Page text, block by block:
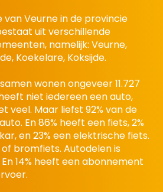
Veurne in de provincie
uit verschillende
namelijk: Veurne,
Koekelare, Koksijde.
wonen ongeveer 11.727
niet iedereen een auto,
veel. Maar liefst 92% van de
En 86% heeft een fiets, 2%
en 23% een elektrische fiets.
bromfiets. Autodelen is
14% heeft een abonnement